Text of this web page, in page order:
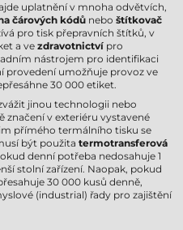
uplatnění v mnoha odvětvích,
čárových kódů nebo štítkovač
pro tisk přepravních štítků, v
a ve zdravotnictví pro
nástrojem pro identifikaci
provedení umožňuje provoz ve
30 000 etiket.
jinou technologii nebo
značení v exteriéru vystavené
přímého termálního tisku se
být použita termotransferová
denní potřeba nedosahuje 1
stolní zařízení. Naopak, pokud
30 000 kusů denně,
(industrial) řady pro zajištění